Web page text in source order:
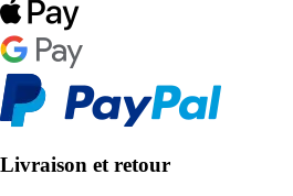
Livraison et retour